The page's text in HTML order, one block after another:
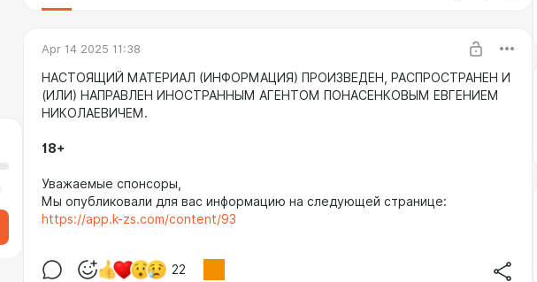
Apr 14 2025 11:38
НАСТОЯЩИЙ МАТЕРИАЛ (ИНФОРМАЦИЯ) ПРОИЗВЕДЕН, РАСПРОСТРАНЕН И
(ИЛИ) НАПРАВЛЕН ИНОСТРАННЫМ АГЕНТОМ ПОНАСЕНКОВЫМ ЕВГЕНИЕМ
НИКОЛАЕВИЧЕМ.
18+
Уважаемые спонсоры,
Мы опубликовали для вас информацию на следующей странице:
https://app.k-zs.com/content/93
22